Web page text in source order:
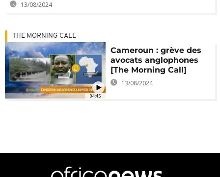
13/08/2024
04:45
THE MORNING CALL
Cameroun : grève des
avocats anglophones
[The Morning Call]
13/08/2024